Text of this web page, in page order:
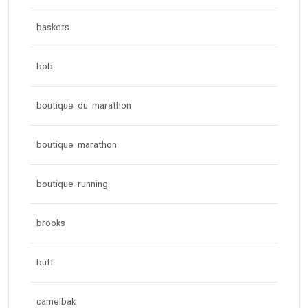
baskets
bob
boutique du marathon
boutique marathon
boutique running
brooks
buff
camelbak